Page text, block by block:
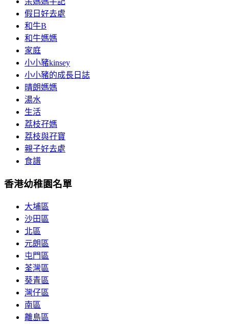
假日好去處
和牛B
和牛媽媽
家庭
小小豬kinsey
小小豬的成長日誌
晴朗媽媽
湯水
生活
荔枝孖媽
荔枝與孖寶
親子好去處
食譜
香港幼稚園名單
大埔區
沙田區
北區
元朗區
屯門區
荃灣區
葵青區
灣仔區
南區
離島區